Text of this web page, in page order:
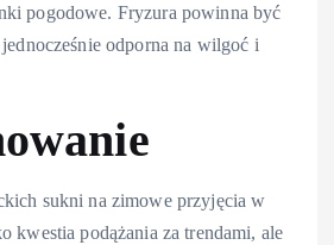
pogodowe. Fryzura powinna być
odporna na wilgoć i
sukni na zimowe przyjęcia w
kwestia podążania za trendami, ale